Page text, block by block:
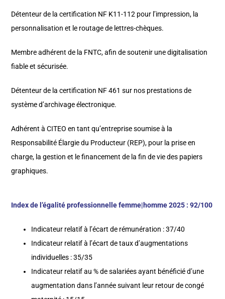
Détenteur de la certification NF K11-112 pour l’impression, la
personnalisation et le routage de lettres-chèques.
Membre adhérent de la FNTC, afin de soutenir une digitalisation
fiable et sécurisée.
Détenteur de la certification NF 461 sur nos prestations de
système d’archivage électronique.
Adhérent à CITEO en tant qu’entreprise soumise à la
Responsabilité Élargie du Producteur (REP), pour la prise en
charge, la gestion et le financement de la fin de vie des papiers
graphiques.
Index de l’égalité professionnelle femme|homme 2025 : 92/100
Indicateur relatif à l’écart de rémunération : 37/40
Indicateur relatif à l’écart de taux d’augmentations
individuelles : 35/35
Indicateur relatif au % de salariées ayant bénéficié d’une
augmentation dans l’année suivant leur retour de congé